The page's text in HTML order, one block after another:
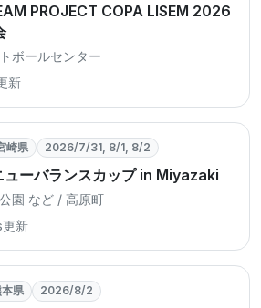
PROJECT COPA LISEM 2026
ボールセンター
新
崎県 2026/7/31, 8/1, 8/2
ューバランスカップ in Miyazaki
園 など / 高原町
更新
県 2026/8/2